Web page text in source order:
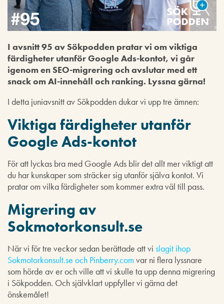
I avsnitt 95 av Sökpodden pratar vi om viktiga
färdigheter utanför Google Ads-kontot, vi går
igenom en SEO-migrering och avslutar med ett
snack om AI-innehåll och ranking. Lyssna gärna!
I detta juniavsnitt av Sökpodden dukar vi upp tre ämnen:
Viktiga färdigheter utanför
Google Ads-kontot
För att lyckas bra med Google Ads blir det allt mer viktigt att
du har kunskaper som sträcker sig utanför själva kontot. Vi
pratar om vilka färdigheter som kommer extra väl till pass.
Migrering av
Sokmotorkonsult.se
När vi för tre veckor sedan berättade att vi slagit ihop
Sokmotorkonsult.se och Pinberry.comvar ni flera lyssnare
som hörde av er och ville att vi skulle ta upp denna migrering
i Sökpodden. Och självklart uppfyller vi gärna det
önskemålet!